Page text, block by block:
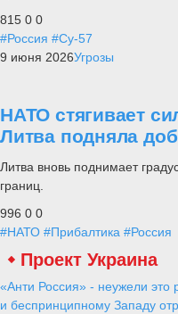
815 0 0
#Россия #Су-57
9 июня 2026Угрозы
НАТО стягивает
Литва подняла
Литва вновь поднимает
границ.
996 0 0
#НАТО #Прибалтика #Россия
Проект Украина
«Анти Россия» - неужели это
и беспринципному Западу